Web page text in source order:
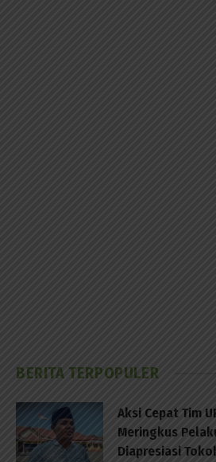
BERITA TERPOPULER
Aksi Cepat Tim
Meringkus
Diapresiasi